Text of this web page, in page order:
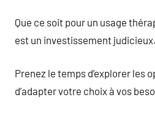
Que ce soit pour un usage
est un investissement judicieux.
Prenez le temps d’explorer les
d’adapter votre choix à vos